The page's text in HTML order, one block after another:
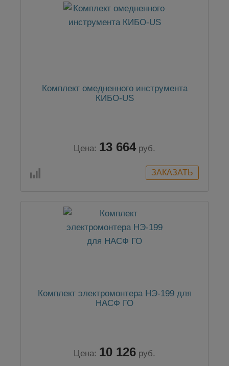
Комплект омедненного инструмента
КИБО-US
Цена: 13 664 руб.
Комплект электромонтера НЭ-199 для
НАСФ ГО
Цена: 10 126 руб.